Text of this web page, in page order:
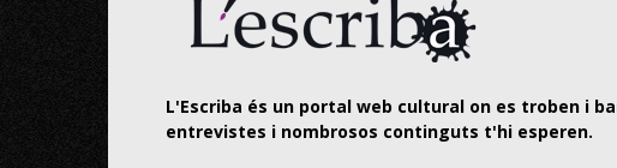
L'Escriba és un portal web cultural on es troben i
entrevistes i nombrosos continguts t'hi esperen.